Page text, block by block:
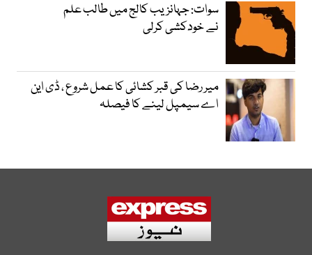
سوات: جہانزیب کالج میں طالب علم
نے خودکشی کرلی
میر رضا کی قبر کشائی کا عمل شروع ، ڈی این
اے سیمپل لینے کا فیصلہ